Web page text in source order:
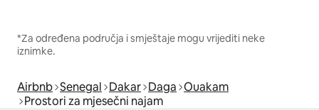
*Za određena područja i smještaje mogu vrijediti neke
iznimke.
Airbnb Senegal Dakar Daga Ouakam
Prostori za mjesečni najam